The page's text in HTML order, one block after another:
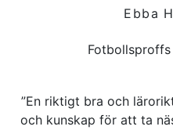
Ebba
”En riktigt bra och
och kunskap för att ta